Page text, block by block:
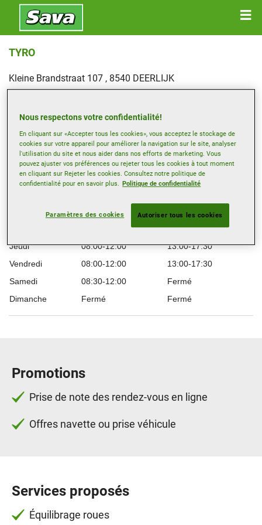
TYRO
Kleine Brandstraat 107 , 8540 DEERLIJK
Afficher le numéro de téléphone
Site web revendeur
Heures d’ouverture
08:00-12:00
13:00-17:30
13:00-17:30
Jeudi
08:00-12:00
13:00-17:30
Vendredi
08:00-12:00
13:00-17:30
Samedi
08:30-12:00
Fermé
Dimanche
Fermé Fermé
Promotions
Prise de note des rendez-vous en ligne
Offres navette ou prise véhicule
Services proposés
Équilibrage roues
Nous respectons votre confidentialité!
En cliquant sur «Accepter tous les cookies», vous acceptez le stockage de
cookies sur votre appareil pour améliorer la navigation sur le site, analyser
l'utilisation du site et nous aider dans nos efforts de marketing. Vous
pouvez ajuster vos préférences ou rejeter tous les cookies à tout moment
en cliquant sur Rejeter les cookies. Consultez notre politique de
confidentialité pour en savoir plus. Politique de confidentialité
Paramètres des cookies Autoriser tous les cookies